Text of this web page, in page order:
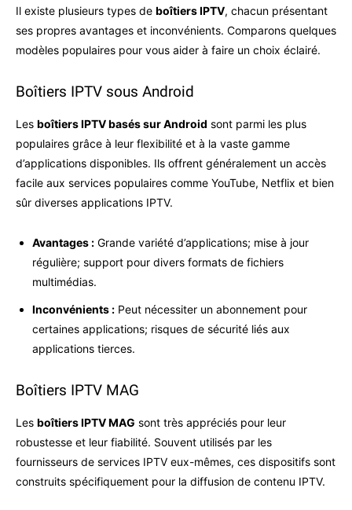
Il existe plusieurs types de boîtiers IPTV, chacun présentant
ses propres avantages et inconvénients. Comparons quelques
modèles populaires pour vous aider à faire un choix éclairé.
Boîtiers IPTV sous Android
Les boîtiers IPTV basés sur Android sont parmi les plus
populaires grâce à leur flexibilité et à la vaste gamme
d’applications disponibles. Ils offrent généralement un accès
facile aux services populaires comme YouTube, Netflix et bien
sûr diverses applications IPTV.
Avantages : Grande variété d’applications; mise à jour
régulière; support pour divers formats de fichiers
multimédias.
Inconvénients : Peut nécessiter un abonnement pour
certaines applications; risques de sécurité liés aux
applications tierces.
Boîtiers IPTV MAG
Les boîtiers IPTV MAG sont très appréciés pour leur
robustesse et leur fiabilité. Souvent utilisés par les
fournisseurs de services IPTV eux-mêmes, ces dispositifs sont
construits spécifiquement pour la diffusion de contenu IPTV.